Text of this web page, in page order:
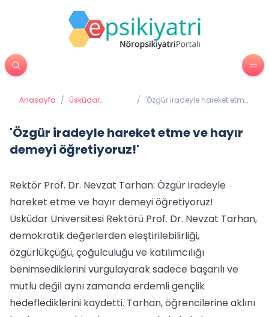
Anasayfa / Üsküdar
/ 'Özgür iradeyle hareket etme
'Özgür iradeyle hareket etme ve hayır
demeyi öğretiyoruz!'
Rektör Prof. Dr. Nevzat Tarhan: Özgür iradeyle
hareket etme ve hayır demeyi öğretiyoruz!
Üsküdar Üniversitesi Rektörü Prof. Dr. Nevzat Tarhan,
demokratik değerlerden eleştirilebilirliği,
özgürlükçüğü, çoğulculuğu ve katılımcılığı
benimsediklerini vurgulayarak sadece başarılı ve
mutlu değil aynı zamanda erdemli gençlik
hedeflediklerini kaydetti. Tarhan, öğrencilerine aklını